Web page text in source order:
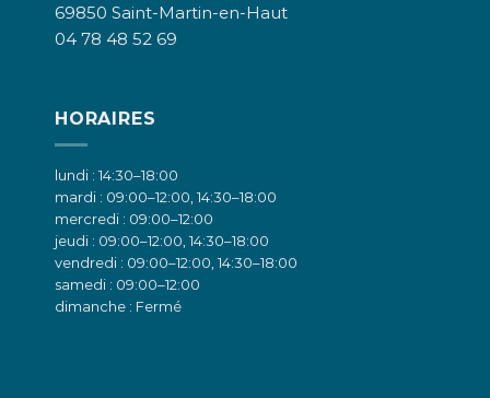
69850 Saint-Martin-en-Haut
04 78 48 52 69
HORAIRES
lundi : 14:30–18:00
mardi : 09:00–12:00, 14:30–18:00
mercredi : 09:00–12:00
jeudi : 09:00–12:00, 14:30–18:00
vendredi : 09:00–12:00, 14:30–18:00
samedi : 09:00–12:00
dimanche : Fermé